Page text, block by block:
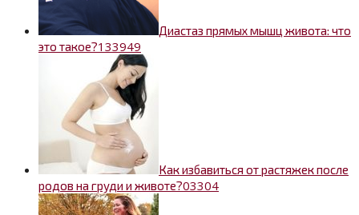
Диастаз прямых мышц живота: что
это такое?133949
Как избавиться от растяжек после
родов на груди и животе?03304